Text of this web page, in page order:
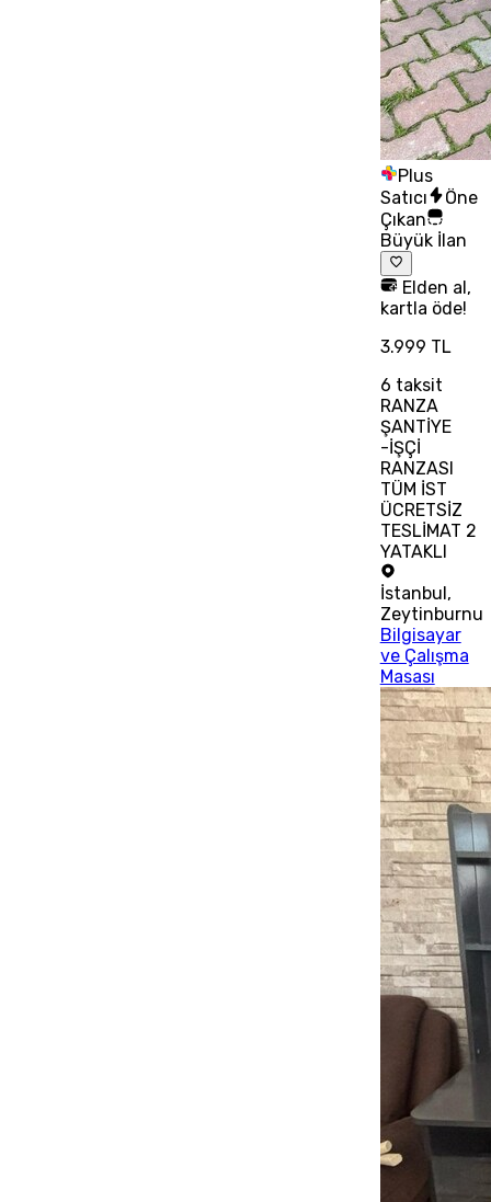
Plus
Satıcı
Öne
Çıkan
Büyük İlan
Elden al,
kartla öde!
3.999 TL
6 taksit
RANZA
ŞANTİYE
-İŞÇİ
RANZASI
TÜM İST
ÜCRETSİZ
TESLİMAT 2
YATAKLI
İstanbul,
Zeytinburnu
Bilgisayar
ve Çalışma
Masası